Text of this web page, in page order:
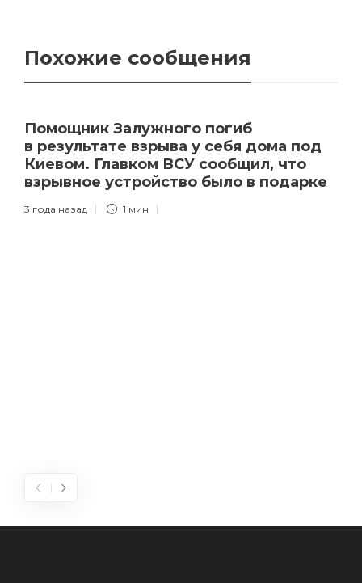
Похожие сообщения
Помощник Залужного погиб
в результате взрыва у себя дома под
Киевом. Главком ВСУ сообщил, что
взрывное устройство было в подарке
3 года назад 1 мин